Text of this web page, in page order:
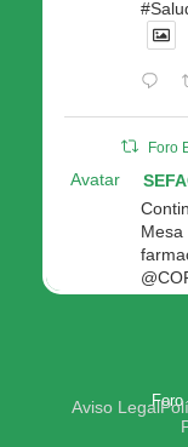
Foro
Avatar
Mesa
Aviso Legal